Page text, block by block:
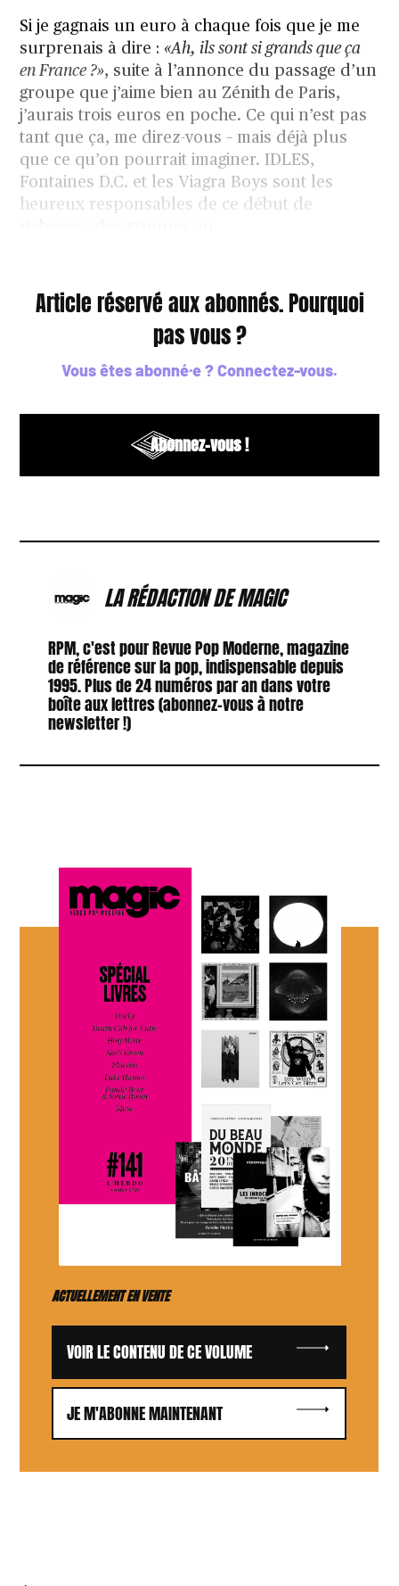
Si je gagnais un euro à chaque fois que je me
surprenais à dire : «Ah, ils sont si grands que ça
en France ?», suite à l’annonce du passage d’un
groupe que j’aime bien au Zénith de Paris,
j’aurais trois euros en poche. Ce qui n’est pas
tant que ça, me direz-vous – mais déjà plus
que ce qu’on pourrait imaginer. IDLES,
Fontaines D.C. et les Viagra Boys sont les
heureux responsables de ce début de
Article réservé aux abonnés. Pourquoi
pas vous ?
Vous êtes abonné·e ?Connectez-vous.
Abonnez-vous !
LA RÉDACTION DE MAGIC
RPM, c'est pour Revue Pop Moderne, magazine
de référence sur la pop, indispensable depuis
1995. Plus de 24 numéros par an dans votre
boîte aux lettres (abonnez-vous à notre
newsletter !)
ACTUELLEMENT EN VENTE
VOIR LE CONTENU DE CE VOLUME
JE M'ABONNE MAINTENANT